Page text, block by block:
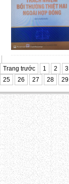
Trang trước 1 2 3
25
26 27 28 29